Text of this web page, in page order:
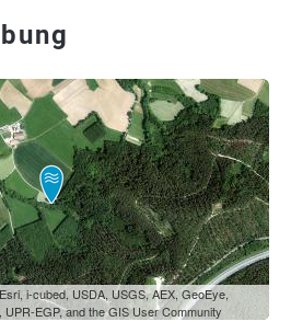
i-cubed, USDA, USGS, AEX, GeoEye,
EGP, and the GIS User Community